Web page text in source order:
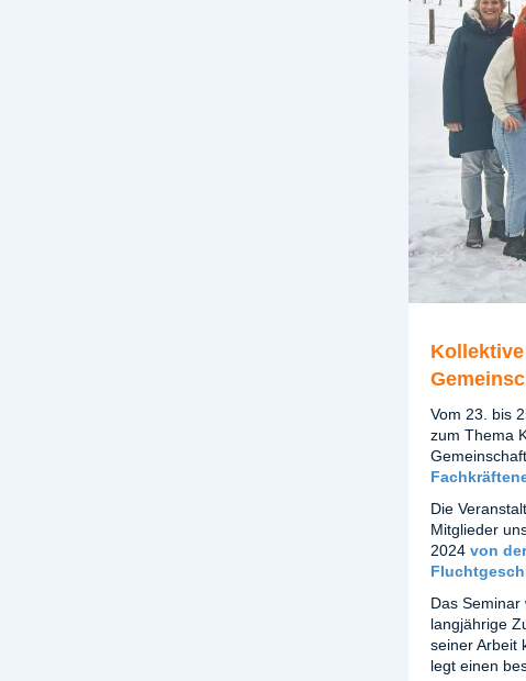
Vom 23. bis
zum Thema
Die
Mitglieder
2024 von
Das
langjährige
seiner Arbeit
legt einen